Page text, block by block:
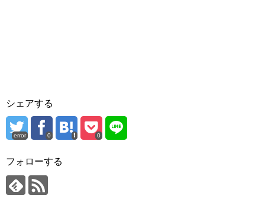
シェアする
error 0 0
フォローする